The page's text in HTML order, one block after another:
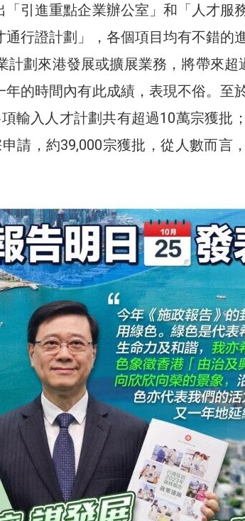
引進重點企業辦公室」和「人才服
行證計劃」，各個項目均有不錯的
計劃來港發展或擴展業務，將帶來超
年的時間內有此成績，表現不俗。至
輸入人才計劃共有超過10萬宗獲批
請，約39,000宗獲批，從人數而言